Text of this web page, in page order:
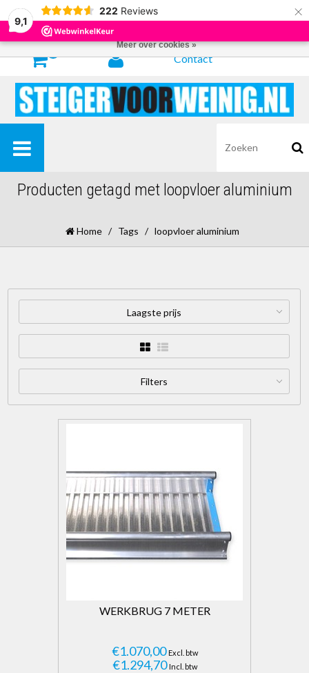
9,1
222 Reviews ×
Contact
Producten getagd met loopvloer aluminium
Home / Tags / loopvloer aluminium
Laagste prijs
Filters
WERKBRUG 7 METER
€1.070,00 Excl. btw
€1.294,70 Incl. btw
Door het gebruiken van onze website, ga je akkoord met het gebruik van
cookies om onze website te verbeteren.
Meer over cookies »